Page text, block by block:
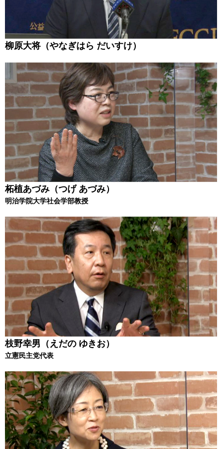
柳原大将（やなぎはら だいすけ）
柘植あづみ（つげ あづみ）
明治学院大学社会学部教授
枝野幸男（えだの ゆきお）
立憲民主党代表